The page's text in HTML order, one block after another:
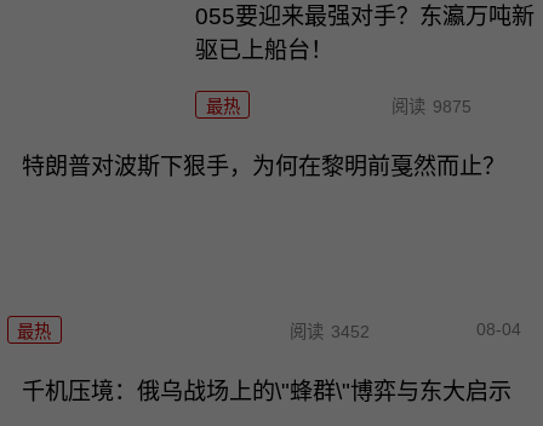
055要迎来最强对手？东瀛万吨新
驱已上船台！
最热 阅读 9875
特朗普对波斯下狠手，为何在黎明前戛然而止？
最热 阅读 3452 08-04
千机压境：俄乌战场上的\"蜂群\"博弈与东大启示